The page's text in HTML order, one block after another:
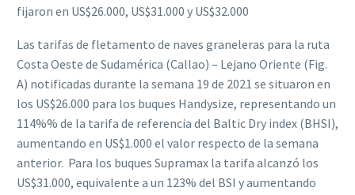
fijaron en US$26.000, US$31.000 y US$32.000
Las tarifas de fletamento de naves graneleras para la ruta
Costa Oeste de Sudamérica (Callao) – Lejano Oriente (Fig.
A) notificadas durante la semana 19 de 2021 se situaron en
los US$26.000 para los buques Handysize, representando un
114%% de la tarifa de referencia del Baltic Dry index (BHSI),
aumentando en US$1.000 el valor respecto de la semana
anterior. Para los buques Supramax la tarifa alcanzó los
US$31.000, equivalente a un 123% del BSI y aumentando